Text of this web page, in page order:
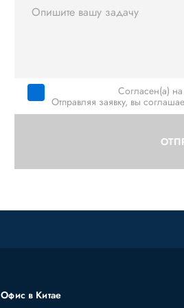
Согласен(а)
Отправляя заявку, вы
Офис в Китае